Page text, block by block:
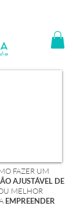
FAZER UM
AJUSTÁVEL DE
OU MELHOR
EMPREENDER